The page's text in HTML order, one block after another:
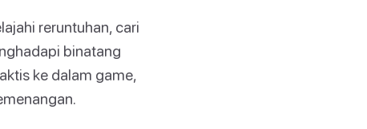
reruntuhan, cari
binatang
ke dalam game,